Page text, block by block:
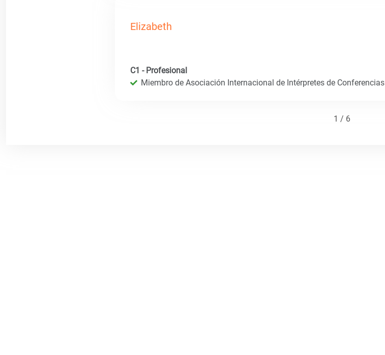
Elizabeth
C1 - Profesional
Miembro de Asociación Internacional de Intérpretes de Conferencias
1 / 6